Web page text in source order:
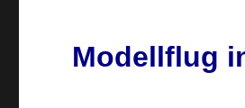
Modellflug